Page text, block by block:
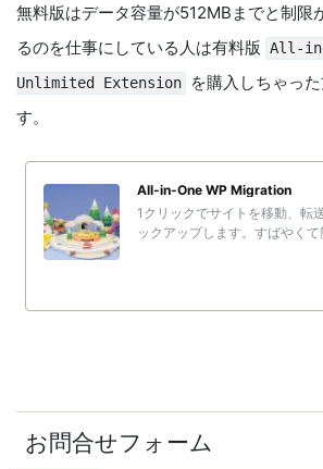
無料版はデータ容量が512MBまでと制限
るのを仕事にしている人は有料版 All-in-
Unlimited Extension
を購入しちゃっ
す。
All-in-One WP Migration
1クリックでサイトを移動、転
ックアップします。すばやくて
お問合せフォーム